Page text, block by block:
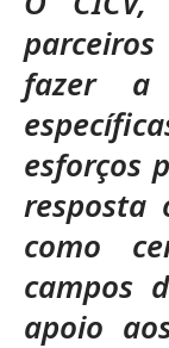
fazer a
esforços
resposta
como
campos
apoio